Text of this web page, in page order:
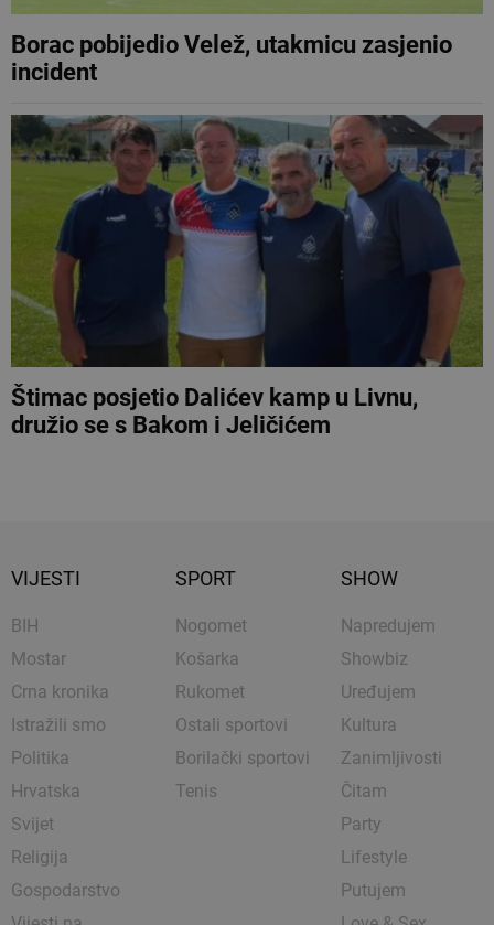
Borac pobijedio Velež, utakmicu zasjenio
incident
Štimac posjetio Dalićev kamp u Livnu,
družio se s Bakom i Jeličićem
VIJESTI
BIH
Mostar
Crna kronika
Istražili smo
Politika
Hrvatska
Svijet
Religija
Gospodarstvo
SPORT
Nogomet
Košarka
Rukomet
Ostali sportovi
Borilački sportovi
Tenis
SHOW
Napredujem
Showbiz
Uređujem
Kultura
Zanimljivosti
Čitam
Party
Lifestyle
Putujem